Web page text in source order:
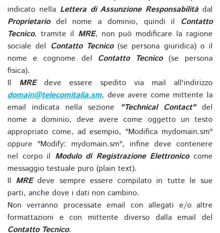
indicato nella Lettera di Assunzione Responsabilitàdal
Proprietariodel nome a dominio, quindi il Contatto
Tecnico, tramite il MRE, non può modificare la ragione
sociale del Contatto Tecnico(se persona giuridica) o il
nome e cognome del Contatto Tecnico(se persona
fisica).
Il MREdeve essere spedito via mail all'indirizzo
domain@telecomitalia.sm, deve avere come mittente la
email indicata nella sezione
"Technical Contact"del
nome a dominio, deve avere come oggetto un testo
appropriato come, ad esempio, "Modifica mydomain.sm"
oppure "Modify: mydomain.sm", infine deve contenere
nel corpo il Modulo di Registrazione Elettronicocome
messaggio testuale puro (plain text).
Il MREdeve sempre essere compilato in tutte le sue
parti, anche dove i dati non cambino.
Non verranno processate email con allegati e/o altre
formattazioni e con mittente diverso dalla email del
Contatto Tecnico.